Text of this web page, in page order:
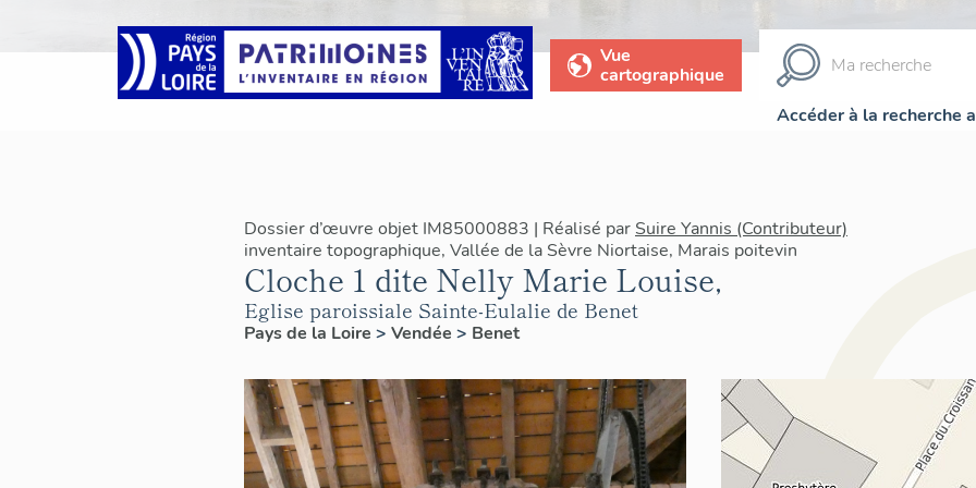
Vue
cartographique
Accéder à la recherche
Dossier d’œuvre objet IM85000883 | Réalisé par Suire Yannis (Contributeur)
inventaire topographique, Vallée de la Sèvre Niortaise, Marais poitevin
Cloche 1 dite Nelly Marie Louise,
Eglise paroissiale Sainte-Eulalie de Benet
Pays de la Loire > Vendée > Benet